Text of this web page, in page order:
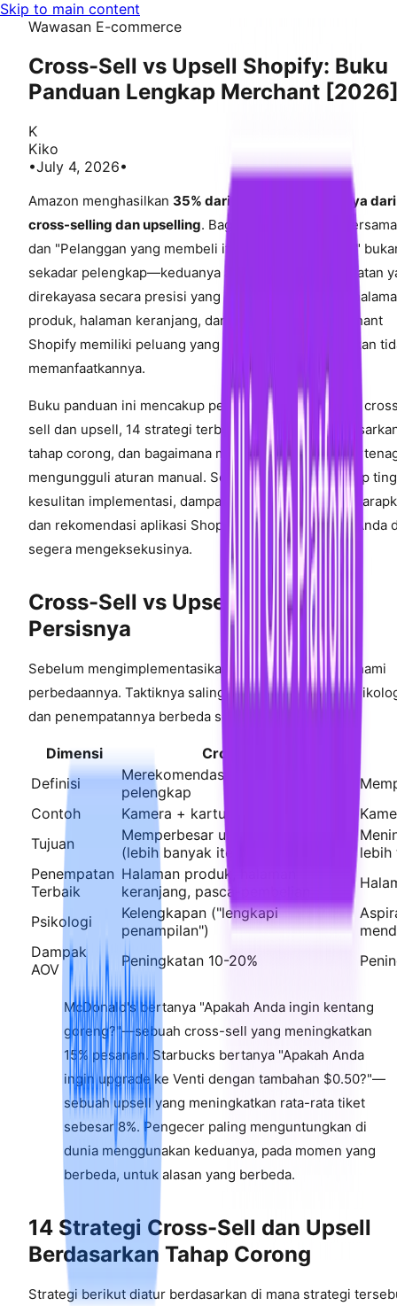
Skip to main content
Wawasan E-commerce
Cross-Sell vs Upsell Shopify: Buku
Panduan Lengkap Merchant
K
Kiko
•July 4, 2026•
Amazon menghasilkan 35% dari total pendapatannya dari
cross-selling dan upselling. Bagian "Sering dibeli
dan "Pelanggan yang membeli item ini juga membeli"
sekadar pelengkap—keduanya adalah mesin pendapatan
direkayasa secara presisi yang beroperasi di setiap
produk, halaman keranjang, dan alur checkout. Merchant
Shopify memiliki peluang yang sama, tetapi kebanyakan
memanfaatkannya.
Buku panduan ini mencakup perbedaan persis antara
sell dan upsell, 14 strategi terbukti yang diatur
tahap corong, dan bagaimana mesin rekomendasi
mengungguli aturan manual. Setiap strategi mencakup
kesulitan implementasi, dampak pendapatan yang
dan rekomendasi aplikasi Shopify spesifik sehingga Anda
segera mengeksekusinya.
Cross-Sell vs Upsell: Perbedaan
Persisnya
Sebelum mengimplementasikan strategi apa pun, pahami
perbedaannya. Taktiknya saling melengkapi, tetapi
dan penempatannya berbeda secara signifikan:
Dimensi
Cross-Sell
Definisi
Merekomendasikan produk
pelengkap
Contoh
Kamera + kartu memori + case
Tujuan
Memperbesar ukuran keranjang
(lebih banyak item)
Penempatan
Terbaik
Halaman produk, halaman
keranjang, pasca-pembelian
Psikologi
Kelengkapan ("lengkapi
penampilan")
Dampak
AOV
Peningkatan 10-20%
McDonald's bertanya "Apakah Anda ingin kentang
goreng?"—sebuah cross-sell yang meningkatkan
15% pesanan. Starbucks bertanya "Apakah Anda
ingin upgrade ke Venti dengan tambahan $0.50?"—
sebuah upsell yang meningkatkan rata-rata tiket
sebesar 8%. Pengecer paling menguntungkan di
dunia menggunakan keduanya, pada momen yang
berbeda, untuk alasan yang berbeda.
14 Strategi Cross-Sell dan Upsell
Berdasarkan Tahap Corong
Strategi berikut diatur berdasarkan di mana strategi